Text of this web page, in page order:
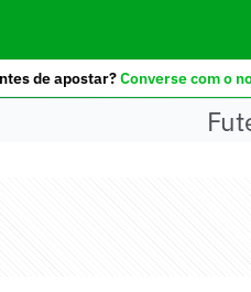
de apostar?Converse com o